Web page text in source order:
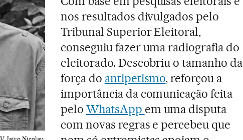
nos resultados divulgados pelo
Tribunal Superior Eleitoral,
conseguiu fazer uma radiografia do
eleitorado. Descobriu o tamanho da
força do antipetismo, reforçou a
importância da comunicação feita
pelo WhatsApp em uma disputa
com novas regras e percebeu que